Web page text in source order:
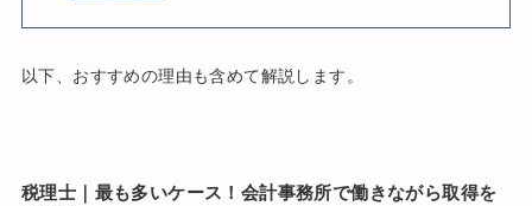
以下、おすすめの理由も含めて解説します。
税理士｜最も多いケース！会計事務所で働きながら取得を